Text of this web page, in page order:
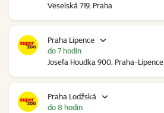
Veselská 719, Praha
Praha Lipence
Josefa Houdka 900, Praha-Lipence
do 7 hodin
Praha Lodžská
do 8 hodin